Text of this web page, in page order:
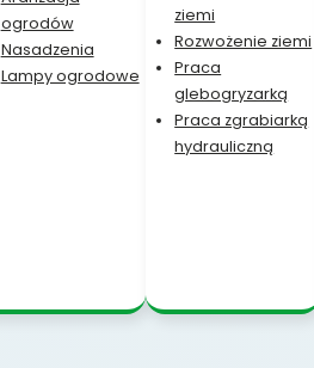
ogrodów
Nasadzenia
Lampy ogrodowe
ziemi
Rozwożenie ziemi
Praca
glebogryzarką
Praca zgrabiarką
hydrauliczną